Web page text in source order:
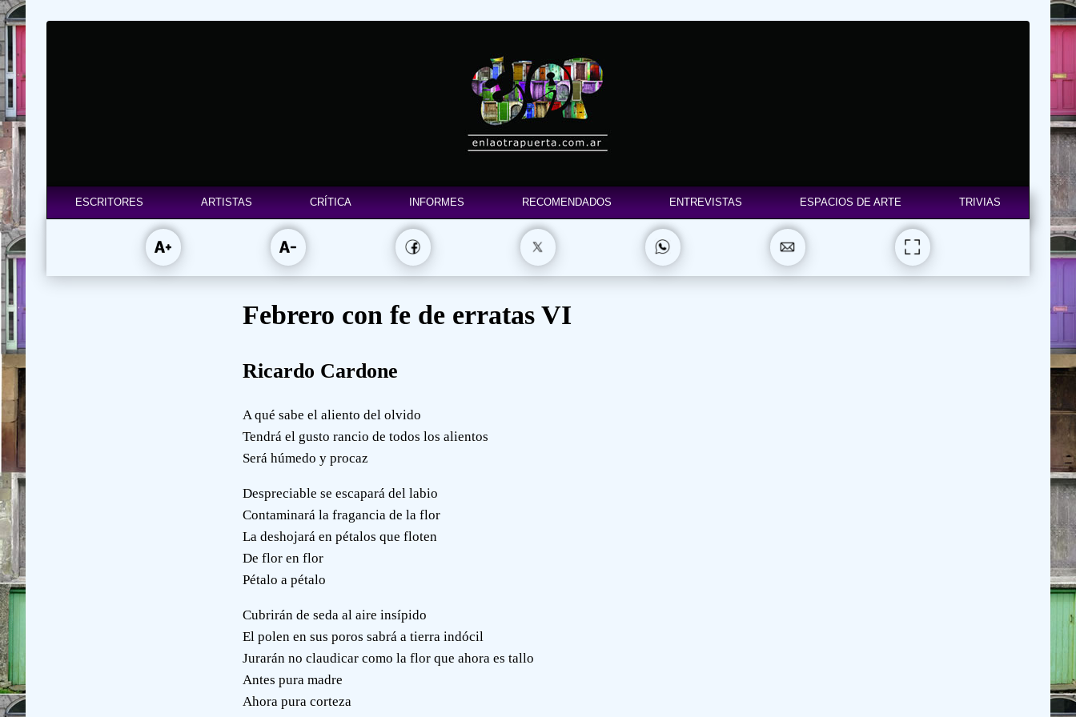
ESCRITORES ARTISTAS CRÍTICA INFORMES RECOMENDADOS ENTREVISTAS ESPACIOS DE ARTE TRIVIAS
Febrero con fe de erratas VI
Ricardo Cardone
A qué sabe el aliento del olvido
Tendrá el gusto rancio de todos los alientos
Será húmedo y procaz
Despreciable se escapará del labio
Contaminará la fragancia de la flor
La deshojará en pétalos que floten
De flor en flor
Pétalo a pétalo
Cubrirán de seda al aire insípido
El polen en sus poros sabrá a tierra indócil
Jurarán no claudicar como la flor que ahora es tallo
Antes pura madre
Ahora pura corteza